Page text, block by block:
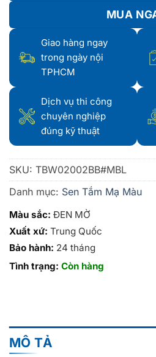
MUA
Giao hàng ngay
trong ngày nội
TPHCM
Dịch vụ thi công
chuyên nghiệp
đúng kỹ thuật
SKU: TBW02002BB#MBL
Danh mục: Sen Tắm Mạ Màu
Màu sắc: ĐEN MỜ
Xuất xứ: Trung Quốc
Bảo hành: 24 tháng
Tình trạng: Còn hàng
MÔ TẢ